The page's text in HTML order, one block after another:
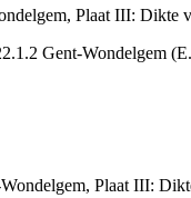
Plaat III: Dikte
Gent-Wondelgem
Plaat III: